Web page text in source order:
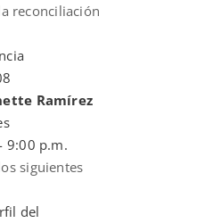
reconciliación
Ramírez
9:00 p.m.
siguientes
del